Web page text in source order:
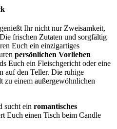
Ihr nicht nur Zweisamkeit,
frischen Zutaten und sorgfältig
Euch ein einzigartiges
persönlichen Vorlieben
Euch ein Fleischgericht oder eine
auf den Teller. Die ruhige
zu einem außergewöhnlichen
sucht ein romantisches
Euch einen Tisch beim Candle